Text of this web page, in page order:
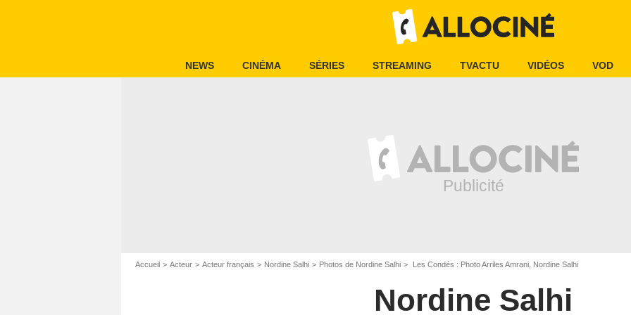
NEWS CINÉMA SÉRIES STREAMING TVACTU VIDÉOS VOD
Accueil Acteur Acteur français Nordine Salhi Photos de Nordine Salhi Les Condés : Photo Arriles Amrani, Nordine Salhi
Nordine Salhi